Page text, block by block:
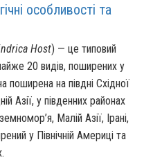
особливості та
Host) — це типовий
20 видів, поширених у
на півдні Східної
Азії, у південних районах
Малій Азії, Ірані,
у Північній Америці та